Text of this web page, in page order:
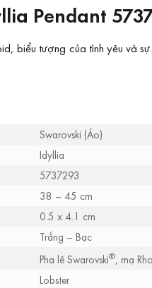
Pendant
biểu tượng của tình yêu và
Swarovski (Áo)
Idyllia
5737293
38 – 45 cm
0.5 x 4.1 cm
Trắng – Bạc
Pha lê Swarovski®, mạ
Lobster